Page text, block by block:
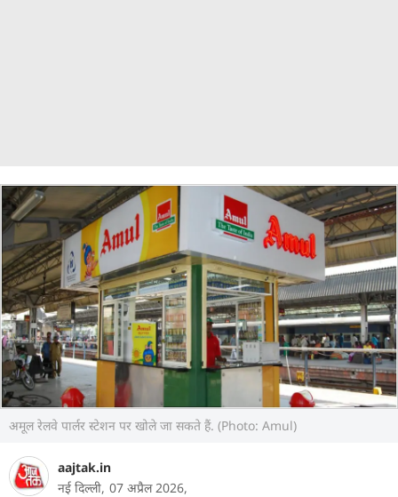
अमूल रेलवे पार्लर स्टेशन पर खोले जा सकते हैं. (Photo: Amul)
aajtak.in
नई दिल्ली, 07 अप्रैल 2026,